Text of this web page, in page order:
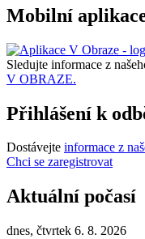
Mobilní
Sledujte informace z
V OBRAZE.
Přihlášení k
Dostávejte informace z
Chci se zaregistrovat
Aktuální počasí
dnes, čtvrtek 6. 8. 2026